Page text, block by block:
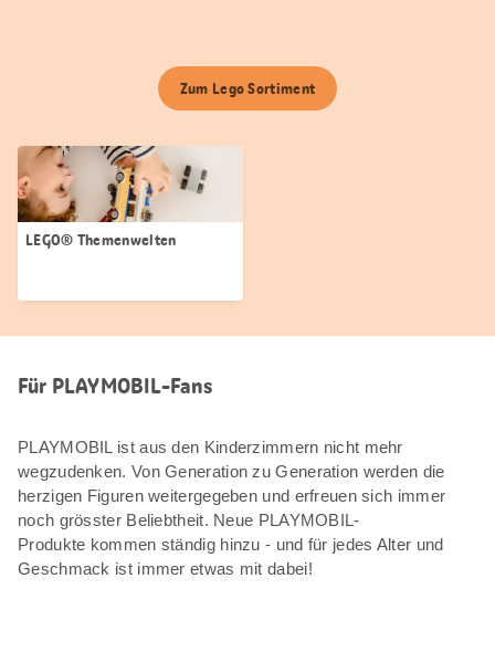
Zum Lego Sortiment
LEGO® Themenwelten
Für PLAYMOBIL-Fans
PLAYMOBIL ist aus den Kinderzimmern nicht mehr
wegzudenken. Von Generation zu Generation werden die
herzigen Figuren weitergegeben und erfreuen sich immer
noch grösster Beliebtheit. Neue PLAYMOBIL-
Produkte kommen ständig hinzu - und für jedes Alter und
Geschmack ist immer etwas mit dabei!